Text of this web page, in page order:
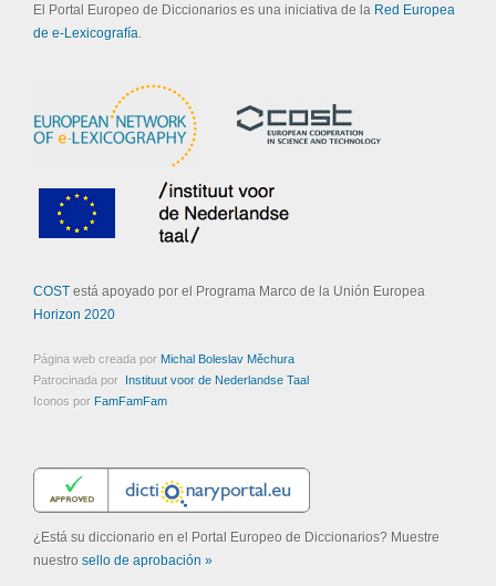
El Portal Europeo de Diccionarios es una iniciativa de la Red Europea
de e-Lexicografía.
COSTestá apoyado por el Programa Marco de la Unión Europea
Horizon 2020
Página web creada por Michal Boleslav Měchura
Patrocinada por Instituut voor de Nederlandse Taal
Iconos por FamFamFam
¿Está su diccionario en el Portal Europeo de Diccionarios? Muestre
nuestro sello de aprobación »